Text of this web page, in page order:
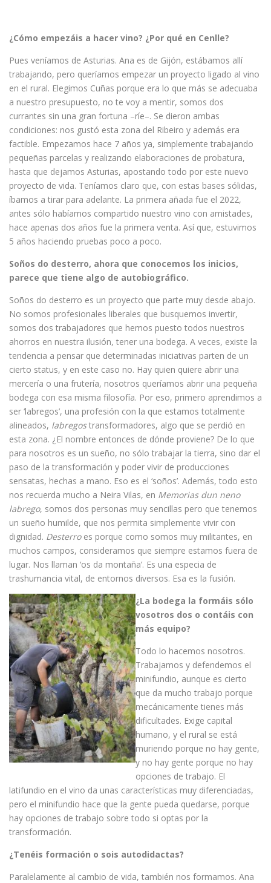
¿Cómo empezáis a hacer vino? ¿Por qué en Cenlle?
Pues veníamos de Asturias. Ana es de Gijón, estábamos allí
trabajando, pero queríamos empezar un proyecto ligado al vino
en el rural. Elegimos Cuñas porque era lo que más se adecuaba
a nuestro presupuesto, no te voy a mentir, somos dos
currantes sin una gran fortuna –ríe–. Se dieron ambas
condiciones: nos gustó esta zona del Ribeiro y además era
factible. Empezamos hace 7 años ya, simplemente trabajando
pequeñas parcelas y realizando elaboraciones de probatura,
hasta que dejamos Asturias, apostando todo por este nuevo
proyecto de vida. Teníamos claro que, con estas bases sólidas,
íbamos a tirar para adelante. La primera añada fue el 2022,
antes sólo habíamos compartido nuestro vino con amistades,
hace apenas dos años fue la primera venta. Así que, estuvimos
5 años haciendo pruebas poco a poco.
Soños do desterro, ahora que conocemos los inicios,
parece que tiene algo de autobiográfico.
Soños do desterro es un proyecto que parte muy desde abajo.
No somos profesionales liberales que busquemos invertir,
somos dos trabajadores que hemos puesto todos nuestros
ahorros en nuestra ilusión, tener una bodega. A veces, existe la
tendencia a pensar que determinadas iniciativas parten de un
cierto status, y en este caso no. Hay quien quiere abrir una
mercería o una frutería, nosotros queríamos abrir una pequeña
bodega con esa misma filosofía. Por eso, primero aprendimos a
ser ‘labregos’, una profesión con la que estamos totalmente
alineados, labregostransformadores, algo que se perdió en
esta zona. ¿El nombre entonces de dónde proviene? De lo que
para nosotros es un sueño, no sólo trabajar la tierra, sino dar el
paso de la transformación y poder vivir de producciones
sensatas, hechas a mano. Eso es el ‘soños’. Además, todo esto
nos recuerda mucho a Neira Vilas, en Memorias dun neno
labrego, somos dos personas muy sencillas pero que tenemos
un sueño humilde, que nos permita simplemente vivir con
dignidad. Desterroes porque como somos muy militantes, en
muchos campos, consideramos que siempre estamos fuera de
lugar. Nos llaman ‘os da montaña’. Es una especia de
trashumancia vital, de entornos diversos. Esa es la fusión.
¿La bodega la formáis sólo
vosotros dos o contáis con
más equipo?
Todo lo hacemos nosotros.
Trabajamos y defendemos el
minifundio, aunque es cierto
que da mucho trabajo porque
mecánicamente tienes más
dificultades. Exige capital
humano, y el rural se está
muriendo porque no hay gente,
y no hay gente porque no hay
opciones de trabajo. El
latifundio en el vino da unas características muy diferenciadas,
pero el minifundio hace que la gente pueda quedarse, porque
hay opciones de trabajo sobre todo si optas por la
transformación.
¿Tenéis formación o sois autodidactas?
Paralelamente al cambio de vida, también nos formamos. Ana